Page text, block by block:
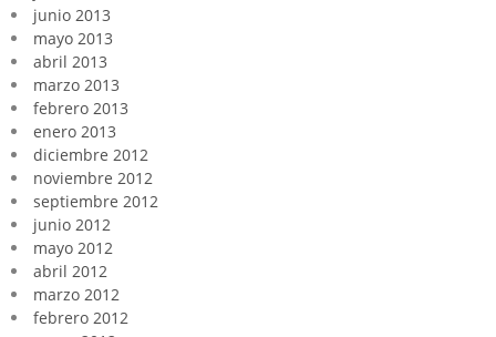
junio 2013
mayo 2013
abril 2013
marzo 2013
febrero 2013
enero 2013
diciembre 2012
noviembre 2012
septiembre 2012
junio 2012
mayo 2012
abril 2012
marzo 2012
febrero 2012